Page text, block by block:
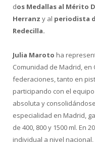
dos Medallas al Mérito
Herranz y al periodista
Redecilla.
Julia Maroto ha
Comunidad de Madrid,
federaciones, tanto en
participando con el
absoluta y
especialidad en Madrid,
de 400, 800 y 1500 ml. En
individual a nivel